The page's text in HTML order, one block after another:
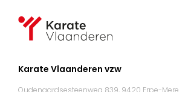
Karate Vlaanderen vzw
Oudenaardsesteenweg 839, 9420 Erpe-Mere